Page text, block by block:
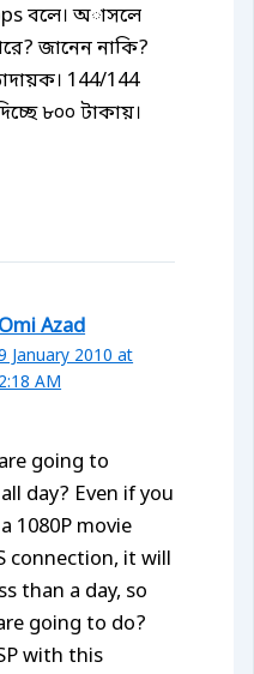
বলে। অাসলে
জানেন নাকি?
144/144
৮০০ টাকায়।
Azad
January 2010 at
AM
going to
day? Even if you
1080P movie
connection, it will
than a day, so
going to do?
with this